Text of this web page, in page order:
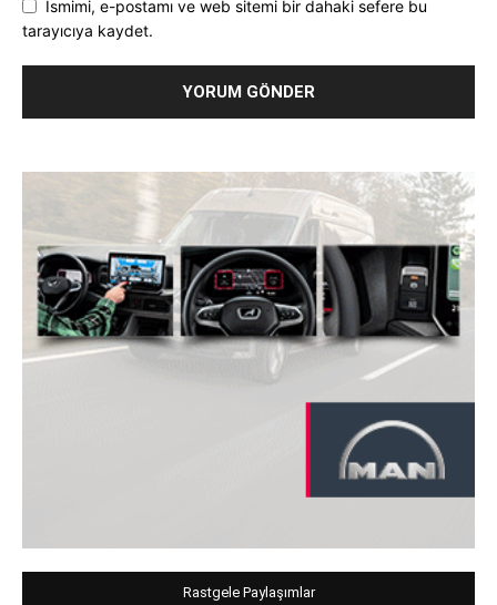
Ismimi, e-postamı ve web sitemi bir dahaki sefere bu
tarayıcıya kaydet.
Rastgele Paylaşımlar